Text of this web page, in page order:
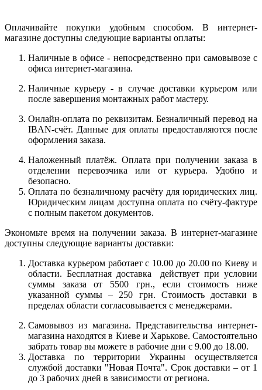
Оплачивайте покупки удобным способом. В интернет-
магазине доступны следующие варианты оплаты:
Наличные в офисе - непосредственно при самовывозе с
офиса интернет-магазина.
Наличные курьеру - в случае доставки курьером или
после завершения монтажных работ мастеру.
Онлайн-оплата по реквизитам. Безналичный перевод на
IBAN-счёт. Данные для оплаты предоставляются после
оформления заказа.
Наложенный платёж. Оплата при получении заказа в
отделении перевозчика или от курьера. Удобно и
безопасно.
Оплата по безналичному расчёту для юридических лиц.
Юридическим лицам доступна оплата по счёту-фактуре
с полным пакетом документов.
Экономьте время на получении заказа. В интернет-магазине
доступны следующие варианты доставки:
Доставка курьером работает с 10.00 до 20.00 по Киеву и
области. Бесплатная доставка действует при условии
суммы заказа от 5500 грн., если стоимость ниже
указанной суммы – 250 грн. Стоимость доставки в
пределах области согласовывается с менеджерами.
Самовывоз из магазина. Представительства интернет-
магазина находятся в Киеве и Харькове. Самостоятельно
забрать товар вы можете в рабочие дни с 9.00 до 18.00.
Доставка по территории Украины осуществляется
службой доставки "Новая Почта". Срок доставки – от 1
до 3 рабочих дней в зависимости от региона.